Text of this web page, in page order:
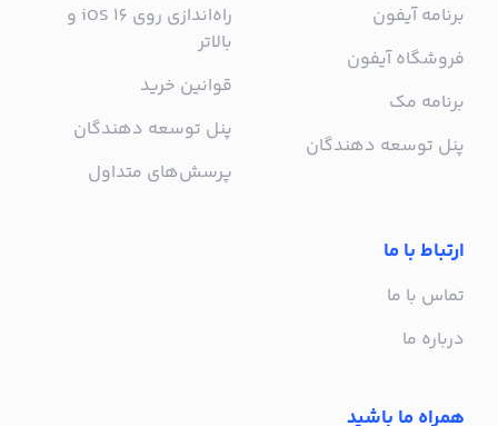
برنامه آیفون
فروشگاه آیفون
برنامه مک
پنل توسعه دهندگان
راه‌اندازی روی iOS 16 و
بالاتر
قوانین خرید
پنل توسعه دهندگان
پرسش‌های متداول
ارتباط با ما
تماس با ما
درباره ما
همراه ما باشید